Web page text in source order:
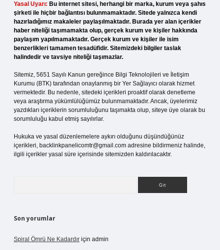
Yasal Uyarı: Bu internet sitesi, herhangi bir marka, kurum veya şahıs
şirketi ile hiçbir bağlantısı bulunmamaktadır. Sitede yalnızca kendi
hazırladığımız makaleler paylaşılmaktadır. Burada yer alan içerikler
haber niteliği taşımamakta olup, gerçek kurum ve kişiler hakkında
paylaşım yapılmamaktadır. Gerçek kurum ve kişiler ile isim
benzerlikleri tamamen tesadüfidir. Sitemizdeki bilgiler taslak
halindedir ve tavsiye niteliği taşımazlar.
Sitemiz, 5651 Sayılı Kanun gereğince Bilgi Teknolojileri ve İletişim
Kurumu (BTK) tarafından onaylanmış bir Yer Sağlayıcı olarak hizmet
vermektedir. Bu nedenle, sitedeki içerikleri proaktif olarak denetleme
veya araştırma yükümlülüğümüz bulunmamaktadır. Ancak, üyelerimiz
yazdıkları içeriklerin sorumluluğunu taşımakta olup, siteye üye olarak bu
sorumluluğu kabul etmiş sayılırlar.
Hukuka ve yasal düzenlemelere aykırı olduğunu düşündüğünüz
içerikleri, backlinkpanelicomtr@gmail.com adresine bildirmeniz halinde,
ilgili içerikler yasal süre içerisinde sitemizden kaldırılacaktır.
Son yorumlar
Spiral Ömrü Ne Kadardır için admin